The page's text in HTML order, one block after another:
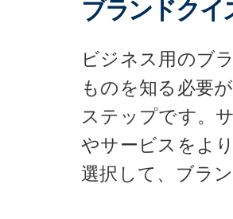
ブランドクイ
ビジネス用のブ
ものを知る必要
ステップです。
やサービスをよ
選択して、ブラ